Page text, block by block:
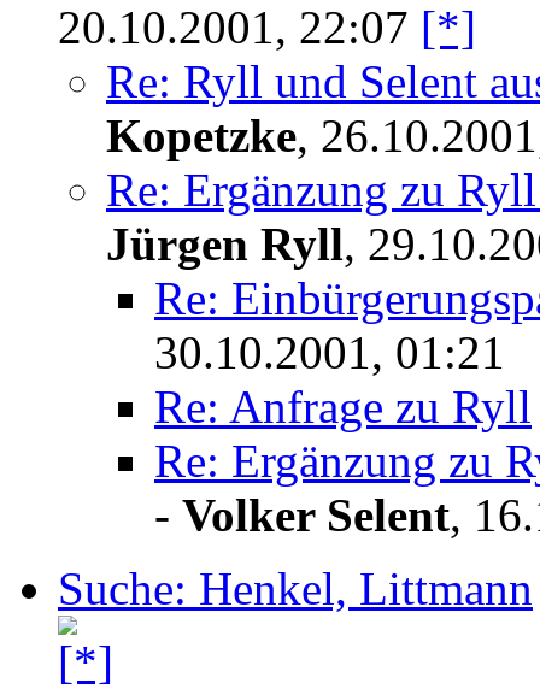
20.10.2001, 22:07
Re: Ryll und Selent
Kopetzke,
Re: Ergänzung zu
Jürgen Ryll,
Re:
30.10.2001, 01:21
Re: Anfrage zu Ryll
Re: Ergänzung zu
- Volker Selent,
Suche: Henkel, Littmann